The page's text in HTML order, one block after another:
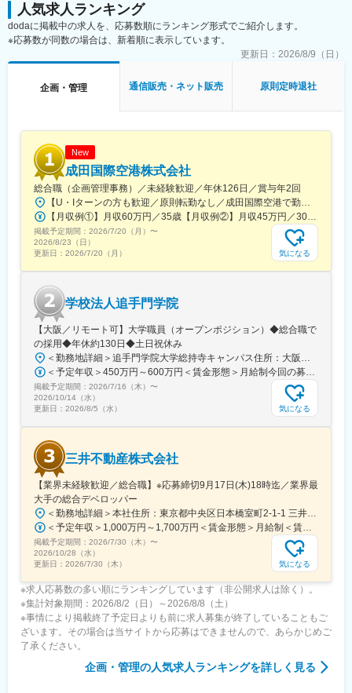
文化の醸成
・等級・評価・報酬制度の設計、改定、運用
・経営会議への出席（人事領域の議題オーナー）
・経営陣・本部長との連携による組織課題の抽出と解決
・就業規則・諸規程の改定における協議・連携
・給与計算・勤怠管理に関する人事データの連携・整備
・労務リスク・コンプライアンス課題の共有と解決
■組織構成：
現状、3名ほどで業務分担しておりますが、部門を超えた横断的な
連携が必要になる場面も多く、様々な職位や職種の社員と関わっ
ていただきます。
※ブランド・商品・現場の理解が重要のため、必要に応じて店舗で
の短期研修なども予定しております。
■ブランド魅力：
〈オンラインと店舗の連携〉鯖江産の高品質なメガネの一貫した
生産体制と、オンラインと全国31の直営店舗の連携による顧客体
験の提供に強みを持ち、海外展開も拡大中です。
〈上質な顧客体感価値〉お客様がネットで取り寄せた商品を自宅
で試着し、店舗でレンズ調整・購入が可能です。きめ細やかな視
力測定やフィッティングを通じて、一人ひとりのお客様に上質な
体験を提供しています。
変更の範囲：会社の定める業務
人気求人ランキング
dodaに掲載中の求人を、応募数順にランキング形式でご紹介します。
※応募数が同数の場合は、新着順に表示しています。
更新日： 2026/8/9（日）
企画・管理 通信販売・ネット販売 原則定時退社
New
成田国際空港株式会社
総合職（企画管理事務）／未経験歓迎／年休126日／賞与年2回
【U・Iターンの方も歓迎／原則転勤なし／成田国際空港で勤務】■千葉県成田市古込字古込1-1受動喫煙対策：オフィス内禁煙・分煙※自動車通勤：可能（必要条件を満たしている場合のみ）
【月収例①】月収60万円／35歳【月収例②】月収45万円／30歳【月収例③】月収41万円／25歳※各種手当(残業手当、住居手当、通勤手当等)込みの金額です。※別途賞与が年２回支給されます。※個人差がある旨、ご承知おきください。<月給>【初任給（大卒）】月給27万8600円＋各種手当(残業手当、住居手当、通勤手当等)＋賞与年2回【初任給（院卒）】月給30万500円＋各種手当(残業手当、住居手当、通勤手当等)＋賞与年2回※上記は新卒初任給です。経験やスキルを考慮して決定いたします。
掲載予定期間： 2026/7/20（月） 〜
2026/8/23（日）
更新日： 2026/7/20（月） 気になる
学校法人追手門学院
【大阪／リモート可】大学職員（オープンポジション）◆総合職で
の採用◆年休約130日◆土日祝休み
＜勤務地詳細＞追手門学院大学総持寺キャンパス住所：大阪府茨木市太田東芝町1-1 受動喫煙対策：屋内全面禁煙変更の範囲：会社の定める事業所
＜予定年収＞450万円～600万円＜賃金形態＞月給制今回の募集における初年度の最低保証額です。経験年数によって決定します。＜賃金内訳＞月額（基本給）：262,900円～328,700円＜月給＞262,900円～328,700円＜昇給有無＞有＜残業手当＞有＜給与補足＞年収は賞与込(※残業代は含まれていません。)賞与は今年度実績で年間5ヶ月分支給されています。賃金はあくまでも目安の金額であり、選考を通じて上下する可能性があります。月給(月額)は固定手当を含めた表記です。
掲載予定期間： 2026/7/16（木） 〜
2026/10/14（水）
更新日： 2026/8/5（水） 気になる
三井不動産株式会社
【業界未経験歓迎／総合職】※応募締切9月17日(木)18時迄／業界最
大手の総合デベロッパー
＜勤務地詳細＞本社住所：東京都中央区日本橋室町2-1-1 三井本館勤務地最寄駅：東京メトロ銀座線・半蔵門線／三越前駅受動喫煙対策：屋内全面禁煙変更の範囲：会社の定める事業所（リモートワーク含む）
＜予定年収＞1,000万円～1,700万円＜賃金形態＞月給制＜賃金内訳＞月額（基本給）：470,000円～800,000円＜月給＞470,000円～800,000円＜昇給有無＞有＜残業手当＞有＜給与補足＞※経験に応ず※上記年収は基礎給与・賞与（2回）を含む。時間外勤務手当・諸手当別途支給。※あくまでモデルケースであり、実際の年収とは異なる可能性があります。処遇条件の詳細は内定後のオファー面談にてご説明いたします。賃金はあくまでも目安の金額であり、選考を通じて上下する可能性があります。月給(月額)は固定手当を含めた表記です。
掲載予定期間： 2026/7/30（木） 〜
2026/10/28（水）
更新日： 2026/7/30（木） 気になる
※求人応募数の多い順にランキングしています（非公開求人は除く）。
※集計対象期間：2026/8/2（日）～2026/8/8（土）
※事情により掲載終了予定日よりも前に求人募集が終了していることもご
ざいます。その場合は当サイトから応募はできませんので、あらかじめご
了承ください。
企画・管理の人気求人ランキングを詳しく見る